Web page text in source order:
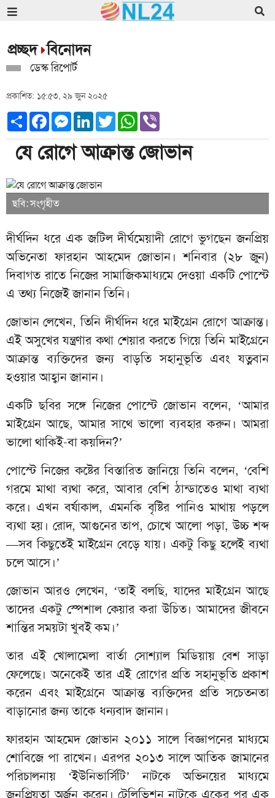
প্রচ্ছদ বিনোদন
ডেস্ক রিপোর্ট
প্রকাশিত: ১৫:৫৩, ২৯ জুন ২০২৫
ShareFacebookMessenger
LinkedInTwitterWhatsApp
যে রোগে আক্রান্ত জোভান
ছবি: সংগৃহীত
দীর্ঘদিন ধরে এক জটিল দীর্ঘমেয়াদী রোগে ভুগছেন জনপ্রিয়
অভিনেতা ফারহান আহমেদ জোভান। শনিবার (২৮ জুন)
দিবাগত রাতে নিজের সামাজিকমাধ্যমে দেওয়া একটি পোস্টে
এ তথ্য নিজেই জানান তিনি।
জোভান লেখেন, তিনি দীর্ঘদিন ধরে মাইগ্রেন রোগে আক্রান্ত।
এই অসুখের যন্ত্রণার কথা শেয়ার করতে গিয়ে তিনি মাইগ্রেনে
আক্রান্ত ব্যক্তিদের জন্য বাড়তি সহানুভূতি এবং যত্নবান
হওয়ার আহ্বান জানান।
একটি ছবির সঙ্গে নিজের পোস্টে জোভান বলেন, ‘আমার
মাইগ্রেন আছে, আমার সাথে ভালো ব্যবহার করুন। আমরা
ভালো থাকিই-বা কয়দিন?’
পোস্টে নিজের কষ্টের বিস্তারিত জানিয়ে তিনি বলেন, ‘বেশি
গরমে মাথা ব্যথা করে, আবার বেশি ঠান্ডাতেও মাথা ব্যথা
করে। এখন বর্ষাকাল, এমনকি বৃষ্টির পানিও মাথায় পড়লে
ব্যথা হয়। রোদ, আগুনের তাপ, চোখে আলো পড়া, উচ্চ শব্দ
—সব কিছুতেই মাইগ্রেন বেড়ে যায়। একটু কিছু হলেই ব্যথা
চলে আসে।’
জোভান আরও লেখেন, ‘তাই বলছি, যাদের মাইগ্রেন আছে
তাদের একটু স্পেশাল কেয়ার করা উচিত। আমাদের জীবনে
শান্তির সময়টা খুবই কম।’
তার এই খোলামেলা বার্তা সোশ্যাল মিডিয়ায় বেশ সাড়া
ফেলেছে। অনেকেই তার এই রোগের প্রতি সহানুভূতি প্রকাশ
করেন এবং মাইগ্রেনে আক্রান্ত ব্যক্তিদের প্রতি সচেতনতা
বাড়ানোর জন্য তাকে ধন্যবাদ জানান।
ফারহান আহমেদ জোভান ২০১১ সালে বিজ্ঞাপনের মাধ্যমে
শোবিজে পা রাখেন। এরপর ২০১৩ সালে আতিক জামানের
পরিচালনায় ‘ইউনিভার্সিটি’ নাটকে অভিনয়ের মাধ্যমে
জনপ্রিয়তা অর্জন করেন। টেলিভিশন নাটকে একের পর এক